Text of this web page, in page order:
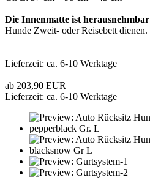
Die Innenmatte ist herausnehmbar
Hunde Zweit- oder Reisebett dienen.
Lieferzeit: ca. 6-10 Werktage
ab 203,90 EUR
Lieferzeit: ca. 6-10 Werktage